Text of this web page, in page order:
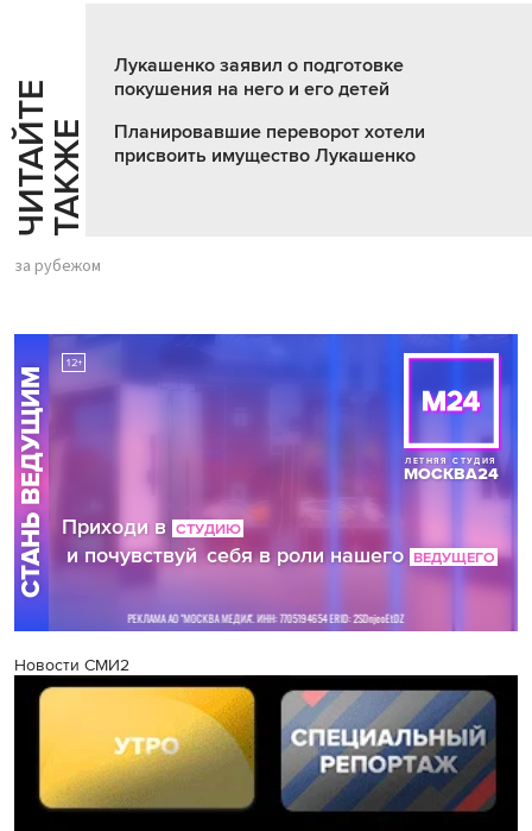
Ч
И
Т
АЙ
Т
Е
Т
А
К
ЖЕ
Лукашенко заявил о подготовке
покушения на него и его детей
Планировавшие переворот хотели
присвоить имущество Лукашенко
за рубежом
Новости СМИ2